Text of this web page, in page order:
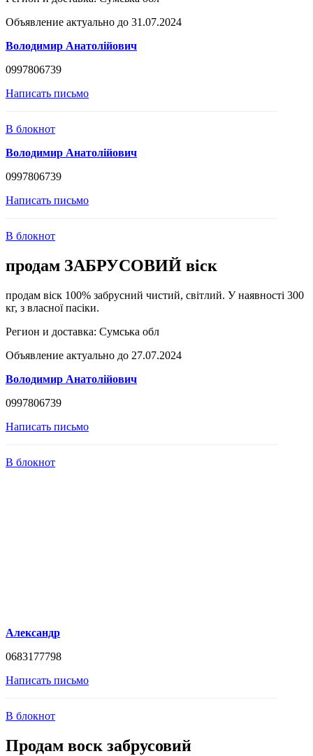
Объявление актуально до 31.07.2024
Володимир Анатолійович
0997806739
Написать письмо
В блокнот
Володимир Анатолійович
0997806739
Написать письмо
В блокнот
продам ЗАБРУСОВИЙ віск
продам віск 100% забрусний чистий, світлий. У наявності 300
кг, з власної пасіки.
Регион и доставка: Сумська обл
Объявление актуально до 27.07.2024
Володимир Анатолійович
0997806739
Написать письмо
В блокнот
Александр
0683177798
Написать письмо
В блокнот
Продам воск забрусовий